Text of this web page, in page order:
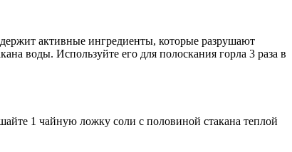
активные ингредиенты, которые разрушают
воды. Используйте его для полоскания горла 3 раза в
1 чайную ложку соли с половиной стакана теплой